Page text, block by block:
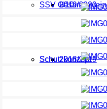
U10
Schutzkonzept
2019/2020
2018/2019
SSV Gesamtverein
Schutzkonzept